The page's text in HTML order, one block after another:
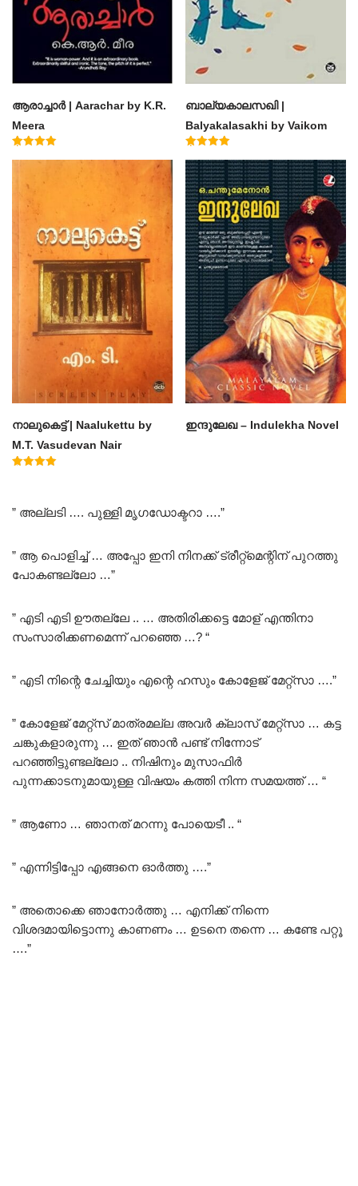
ആരാച്ചാര്‍ | Aarachar by K.R.
Meera
ബാല്യകാലസഖി |
Balyakalasakhi by Vaikom
Muhammad Basheer
4.60
out of 5
നാലുകെട്ട് | Naalukettu by
M.T. Vasudevan Nair
ഇന്ദുലേഖ – Indulekha Novel
” അല്ലടി …. പുള്ളി മൃഗഡോക്ടറാ ….”
” ആ പൊളിച്ച് … അപ്പോ ഇനി നിനക്ക് ട്രീറ്റ്മെന്റിന് പുറത്തു
പോകണ്ടല്ലോ …”
” എടി എടി ഊതല്ലേ .. … അതിരിക്കട്ടെ മോള് എന്തിനാ
സംസാരിക്കണമെന്ന് പറഞ്ഞെ …? “
” എടി നിന്റെ ചേച്ചിയും എന്റെ ഹസും കോളേജ് മേറ്റ്സാ ….”
” കോളേജ് മേറ്റ്സ് മാത്രമല്ല അവർ ക്ലാസ് മേറ്റ്സാ … കട്ട
ചങ്കുകളാരുന്നു … ഇത് ഞാൻ പണ്ട് നിന്നോട്
പറഞ്ഞിട്ടുണ്ടല്ലോ .. നിഷിനും മുസാഫിർ
പുന്നക്കാടനുമായുള്ള വിഷയം കത്തി നിന്ന സമയത്ത് … “
” ആണോ … ഞാനത് മറന്നു പോയെടീ .. “
” എന്നിട്ടിപ്പോ എങ്ങനെ ഓർത്തു ….”
” അതൊക്കെ ഞാനോർത്തു … എനിക്ക് നിന്നെ
വിശദമായിട്ടൊന്നു കാണണം … ഉടനെ തന്നെ … കണ്ടേ പറ്റൂ
….”